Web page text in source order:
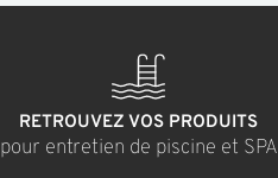
RETROUVEZ VOS PRODUITS
pour entretien de piscine et SPA